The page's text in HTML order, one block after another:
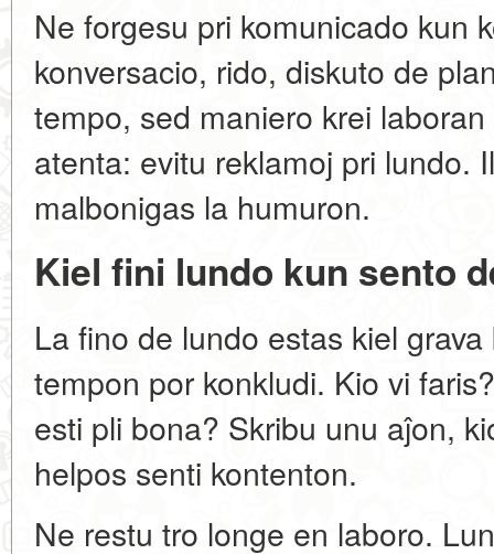
Ne forgesu pri komunicado kun
konversacio, rido, diskuto de
tempo, sed maniero krei
atenta: evitu reklamoj pri lundo.
malbonigas la humuron.
Kiel fini lundo kun sento
La fino de lundo estas kiel
tempon por konkludi. Kio vi
esti pli bona? Skribu unu aĵon,
helpos senti kontenton.
Ne restu tro longe en laboro.